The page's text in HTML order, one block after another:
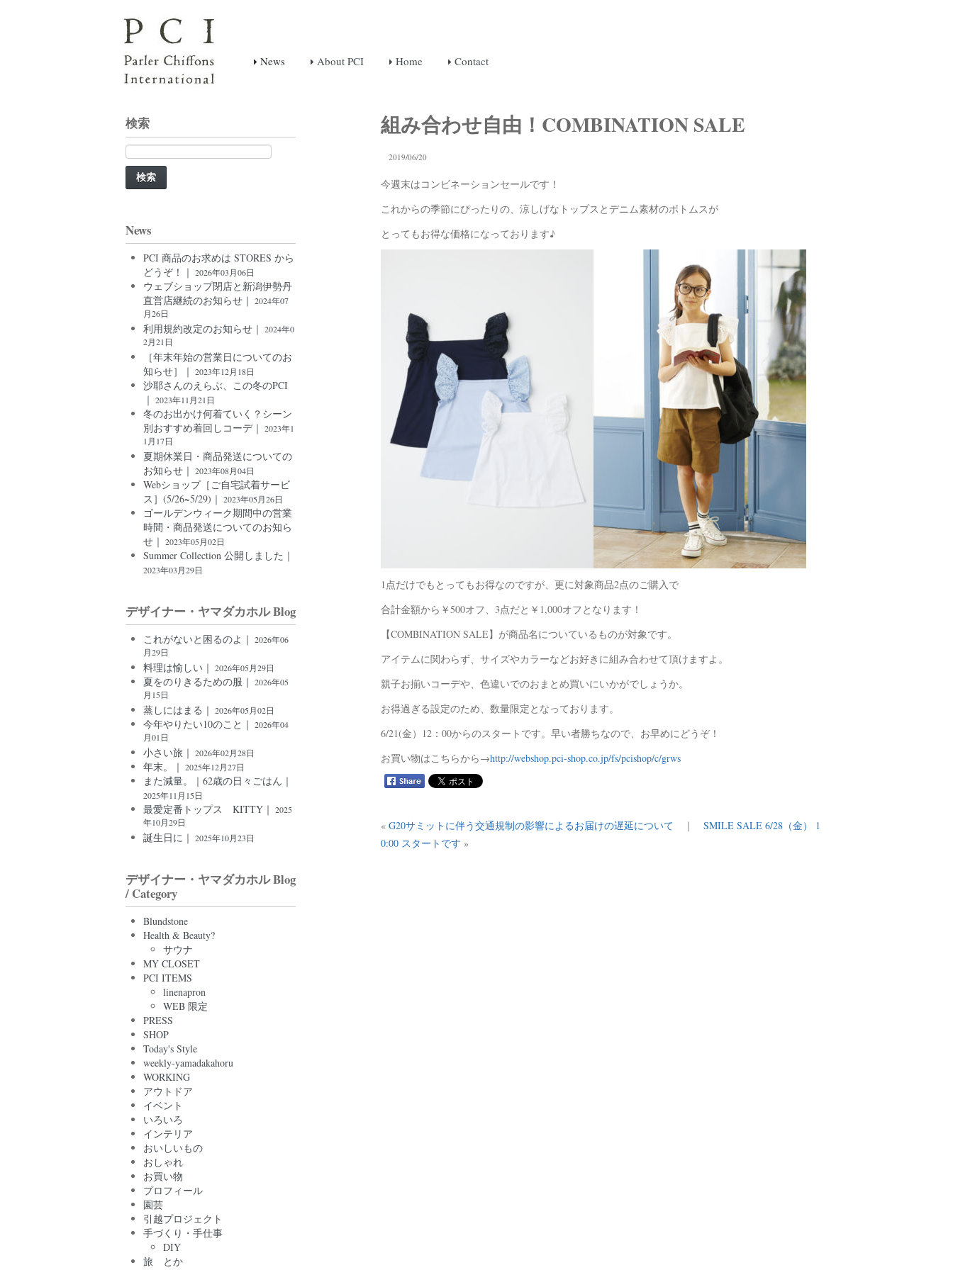
News About PCI Home Contact
組み合わせ自由！COMBINATION SALE
2019/06/20
今週末はコンビネーションセールです！
これからの季節にぴったりの、涼しげなトップスとデニム素材のボトムスが
とってもお得な価格になっております♪
1点だけでもとってもお得なのですが、更に対象商品2点のご購入で
合計金額から￥500オフ、3点だと￥1,000オフとなります！
【COMBINATION SALE】が商品名についているものが対象です。
アイテムに関わらず、サイズやカラーなどお好きに組み合わせて頂けますよ。
親子お揃いコーデや、色違いでのおまとめ買いにいかがでしょうか。
お得過ぎる設定のため、数量限定となっております。
6/21(金）12：00からのスタートです。早い者勝ちなので、お早めにどうぞ！
お買い物はこちらから→http://webshop.pci-shop.co.jp/fs/pcishop/c/grws
« G20サミットに伴う交通規制の影響によるお届けの遅延について ｜ SMILE SALE 6/28（金） 1
0:00 スタートです »
検索
検
索:
News
PCI 商品のお求めは STORES から
どうぞ！｜ 2026年03月06日
ウェブショップ閉店と新潟伊勢丹
直営店継続のお知らせ｜ 2024年07
月26日
利用規約改定のお知らせ｜ 2024年0
2月21日
［年末年始の営業日についてのお
知らせ］｜ 2023年12月18日
沙耶さんのえらぶ、この冬のPCI
｜ 2023年11月21日
冬のお出かけ何着ていく？シーン
別おすすめ着回しコーデ｜ 2023年1
1月17日
夏期休業日・商品発送についての
お知らせ｜ 2023年08月04日
Webショップ［ご自宅試着サービ
ス］(5/26~5/29)｜ 2023年05月26日
ゴールデンウィーク期間中の営業
時間・商品発送についてのお知ら
せ｜ 2023年05月02日
Summer Collection 公開しました｜
2023年03月29日
デザイナー・ヤマダカホル Blog
これがないと困るのよ｜ 2026年06
月29日
料理は愉しい｜ 2026年05月29日
夏をのりきるための服｜ 2026年05
月15日
蒸しにはまる｜ 2026年05月02日
今年やりたい10のこと｜ 2026年04
月01日
小さい旅｜ 2026年02月28日
年末。｜ 2025年12月27日
また減量。｜62歳の日々ごはん｜
2025年11月15日
最愛定番トップス KITTY｜ 2025
年10月29日
誕生日に｜ 2025年10月23日
デザイナー・ヤマダカホル Blog
/ Category
Blundstone
Health & Beauty?
サウナ
MY CLOSET
PCI ITEMS
linenapron
WEB 限定
PRESS
SHOP
Today's Style
weekly-yamadakahoru
WORKING
アウトドア
イベント
いろいろ
インテリア
おいしいもの
おしゃれ
お買い物
プロフィール
園芸
引越プロジェクト
手づくり・手仕事
DIY
旅 とか